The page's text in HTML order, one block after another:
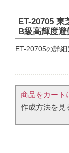
ET-20705
B級高輝度
ET-20705の詳細
商品をカート
作成方法を見